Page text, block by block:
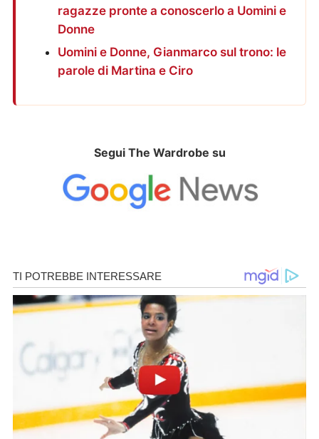
ragazze pronte a conoscerlo a Uomini e
Donne
Uomini e Donne, Gianmarco sul trono: le
parole di Martina e Ciro
Segui The Wardrobe su